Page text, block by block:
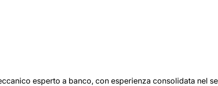
esperto a banco, con esperienza consolidata nel